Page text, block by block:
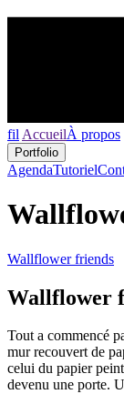
fil AccueilÀ propos
Portfolio
AgendaTutoriel
Wallflower friends
Wallflower
Tout a commencé
mur recouvert de
celui du papier
devenu une porte.